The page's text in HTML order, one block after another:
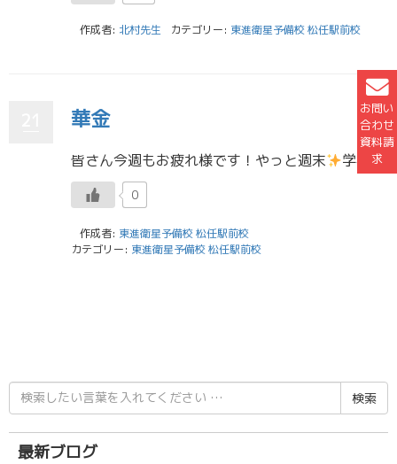
お問い
合わせ
資料請
求
作成者: 北村先生 カテゴリー: 東進衛星予備校 松任駅前校
華金
皆さん今週もお疲れ様です！やっと週末 学校が始まってから土日のありがたみがものすごく増しました。 私は最近9時から18時まで学校にいるのですが、これが案外きついのです…。普段生徒にはもっと勉強しろ、毎日東進に来いなどと簡 […]
0
作成者: 東進衛星予備校 松任駅前校
カテゴリー: 東進衛星予備校 松任駅前校
検
索
結
果:
最新ブログ